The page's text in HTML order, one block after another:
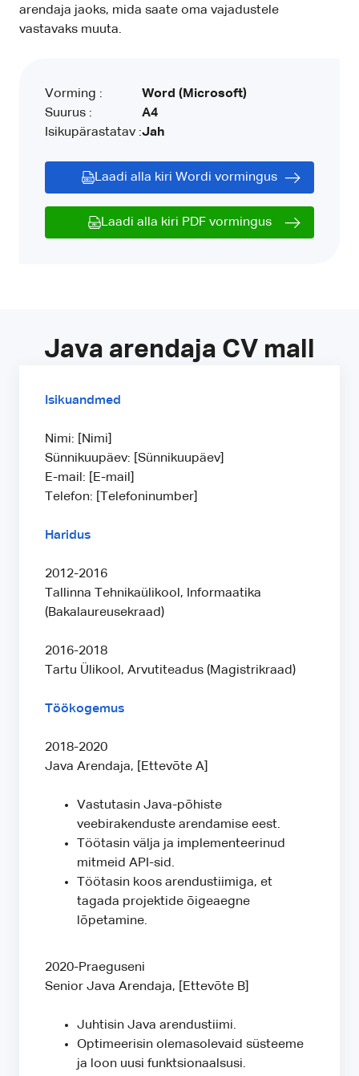
arendaja jaoks, mida saate oma vajadustele
vastavaks muuta.
Vorming :
Suurus :
Isikupärastatav :
Word (Microsoft)
A4
Jah
Laadi alla kiri Wordi vormingus
Laadi alla kiri PDF vormingus
Java arendaja CV mall
Isikuandmed
Nimi: [Nimi]
Sünnikuupäev: [Sünnikuupäev]
E-mail: [E-mail]
Telefon: [Telefoninumber]
Haridus
2012-2016
Tallinna Tehnikaülikool, Informaatika
(Bakalaureusekraad)
2016-2018
Tartu Ülikool, Arvutiteadus (Magistrikraad)
Töökogemus
2018-2020
Java Arendaja, [Ettevõte A]
Vastutasin Java-põhiste
veebirakenduste arendamise eest.
Töötasin välja ja implementeerinud
mitmeid API-sid.
Töötasin koos arendustiimiga, et
tagada projektide õigeaegne
lõpetamine.
2020-Praeguseni
Senior Java Arendaja, [Ettevõte B]
Juhtisin Java arendustiimi.
Optimeerisin olemasolevaid süsteeme
ja loon uusi funktsionaalsusi.